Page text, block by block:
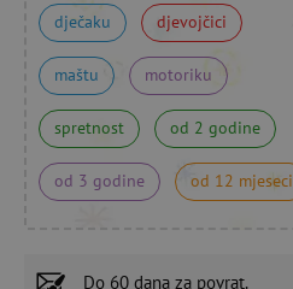
dječaku djevojčici
maštu motoriku
spretnost od 2 godine
od 3 godine od 12 mjeseci
Do 60 dana za povrat.